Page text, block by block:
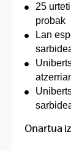
25
probak
Lan
Onartua